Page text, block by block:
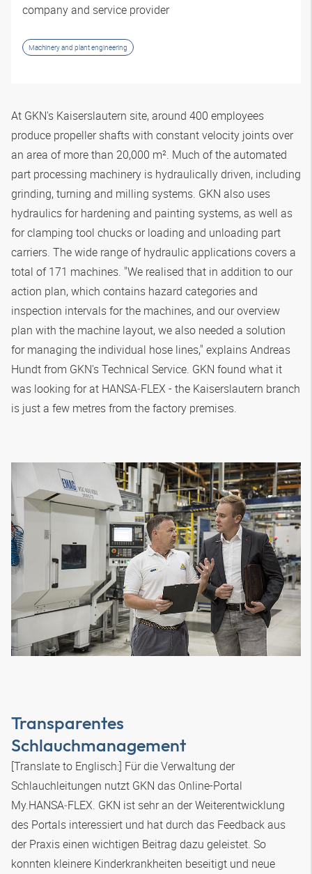
company and service provider
Machinery and plant engineering
At GKN's Kaiserslautern site, around 400 employees
produce propeller shafts with constant velocity joints over
an area of more than 20,000 m². Much of the automated
part processing machinery is hydraulically driven, including
grinding, turning and milling systems. GKN also uses
hydraulics for hardening and painting systems, as well as
for clamping tool chucks or loading and unloading part
carriers. The wide range of hydraulic applications covers a
total of 171 machines. "We realised that in addition to our
action plan, which contains hazard categories and
inspection intervals for the machines, and our overview
plan with the machine layout, we also needed a solution
for managing the individual hose lines," explains Andreas
Hundt from GKN's Technical Service. GKN found what it
was looking for at HANSA‑FLEX - the Kaiserslautern branch
is just a few metres from the factory premises.
Transparentes
Schlauchmanagement
[Translate to Englisch:] Für die Verwaltung der
Schlauchleitungen nutzt GKN das Online-Portal
My.HANSA‑FLEX. GKN ist sehr an der Weiterentwicklung
des Portals interessiert und hat durch das Feedback aus
der Praxis einen wichtigen Beitrag dazu geleistet. So
konnten kleinere Kinderkrankheiten beseitigt und neue